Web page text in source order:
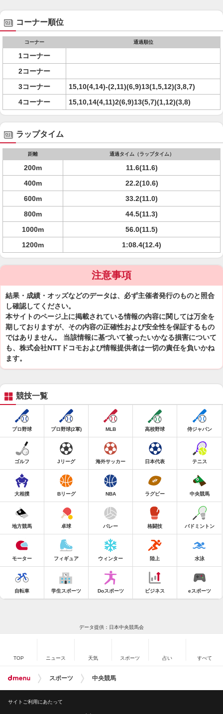
コーナー順位
コーナー 通過順位
1コーナー
2コーナー
3コーナー
15,10(4,14)-(2,11)(6,9)13(1,5,12)(3,8,7)
4コーナー
15,10,14(4,11)2(6,9)13(5,7)(1,12)(3,8)
ラップタイム
距離 通過タイム（ラップタイム）
200m
11.6(11.6)
400m
22.2(10.6)
600m
33.2(11.0)
800m
44.5(11.3)
1000m
56.0(11.5)
1200m
1:08.4(12.4)
注意事項
結果・成績・オッズなどのデータは、必ず主催者発行のものと照合
し確認してください。
本サイトのページ上に掲載されている情報の内容に関しては万全を
期しておりますが、その内容の正確性および安全性を保証するもの
ではありません。 当該情報に基づいて被ったいかなる損害について
も、株式会社NTTドコモおよび情報提供者は一切の責任を負いかね
ます。
競技一覧
プロ野球 プロ野球(2軍) MLB 高校野球 侍ジャパン
ゴルフ Jリーグ 海外サッカー 日本代表 テニス
大相撲 Bリーグ NBA ラグビー 中央競馬
地方競馬 卓球 バレー 格闘技 バドミントン
モーター フィギュア ウィンター 陸上 水泳
自転車 学生スポーツ Doスポーツ ビジネス eスポーツ
データ提供：日本中央競馬会
TOP ニュース 天気 スポーツ 占い すべて
スポーツ 中央競馬
サイトご利用にあたって